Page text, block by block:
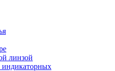
линзой
индикаторных